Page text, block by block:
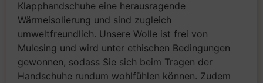
Klapphandschuhe eine herausragende
Wärmeisolierung und sind zugleich
umweltfreundlich. Unsere Wolle ist frei von
Mulesing und wird unter ethischen Bedingungen
gewonnen, sodass Sie sich beim Tragen der
Handschuhe rundum wohlfühlen können. Zudem